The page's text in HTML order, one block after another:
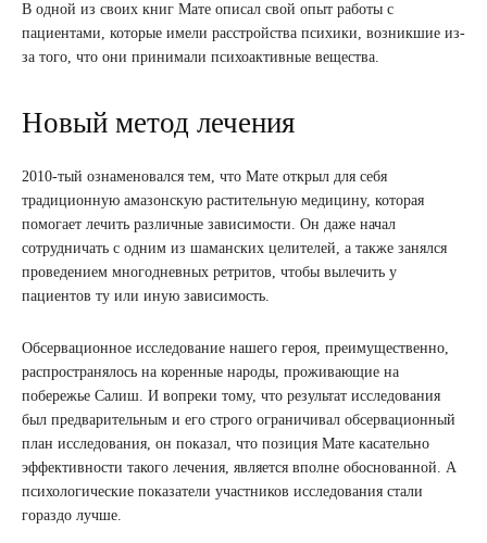
В одной из своих книг Мате описал свой опыт работы с
пациентами, которые имели расстройства психики, возникшие из-
за того, что они принимали психоактивные вещества.
Новый метод лечения
2010-тый ознаменовался тем, что Мате открыл для себя
традиционную амазонскую растительную медицину, которая
помогает лечить различные зависимости. Он даже начал
сотрудничать с одним из шаманских целителей, а также занялся
проведением многодневных ретритов, чтобы вылечить у
пациентов ту или иную зависимость.
Обсервационное исследование нашего героя, преимущественно,
распространялось на коренные народы, проживающие на
побережье Салиш. И вопреки тому, что результат исследования
был предварительным и его строго ограничивал обсервационный
план исследования, он показал, что позиция Мате касательно
эффективности такого лечения, является вполне обоснованной. А
психологические показатели участников исследования стали
гораздо лучше.